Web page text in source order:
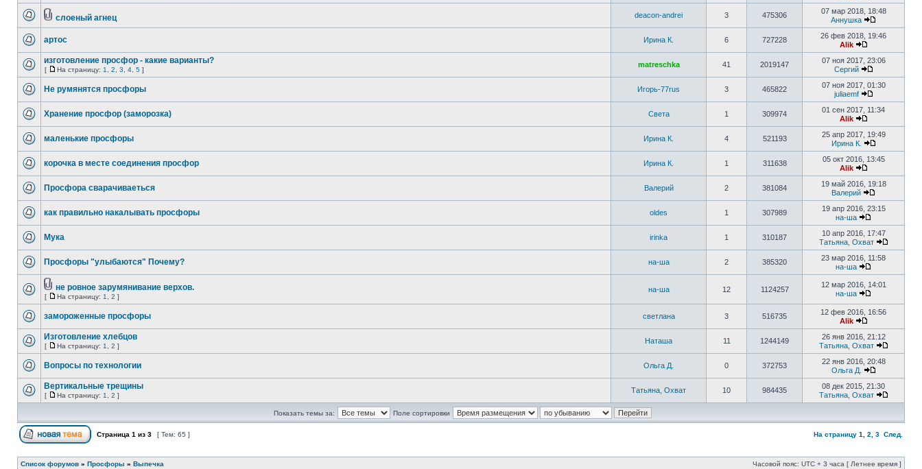
слоеный агнец deacon-andrei 3 475306
07 мар 2018, 18:48
Аннушка
артос Ирина К. 6 727228
26 фев 2018, 19:46
Alik
изготовление просфор - какие варианты?
[ На страницу: 1 2 3 4 5 ]
matreschka 41 2019147
07 ноя 2017, 23:06
Сергий
Не румянятся просфоры Игорь-77rus 3 465822
07 ноя 2017, 01:30
juliaemf
Хранение просфор (заморозка) Света 1 309974
01 сен 2017, 11:34
Alik
маленькие просфоры Ирина К. 4 521193
25 апр 2017, 19:49
Ирина К.
корочка в месте соединения просфор Ирина К. 1 311638
05 окт 2016, 13:45
Alik
Просфора сварачиваеться Валерий 2 381084
19 май 2016, 19:18
Валерий
как правильно накалывать просфоры oldes 1 307989
19 апр 2016, 23:15
на-ша
Мука irinka 1 310187
10 апр 2016, 17:47
Татьяна, Охват
Просфоры "улыбаются" Почему? на-ша 2 385320
23 мар 2016, 11:58
на-ша
не ровное зарумянивание верхов.
[ На страницу: 1 2 ]
на-ша 12 1124257
12 мар 2016, 14:01
на-ша
замороженные просфоры светлана 3 516735
12 фев 2016, 16:56
Alik
Изготовление хлебцов
[ На страницу: 1 2 ]
Наташа 11 1244149
26 янв 2016, 21:12
Татьяна, Охват
Вопросы по технологии Ольга Д. 0 372753
22 янв 2016, 20:48
Ольга Д.
Вертикальные трещины
[ На страницу: 1 2 ]
Татьяна, Охват 10 984435
08 дек 2015, 21:30
Татьяна, Охват
Показать темы за: Поле сортировки
Страница 1 из 3 [ Тем: 65 ] На страницу 1 2 3 След.
Список форумов » Просфоры » Выпечка Часовой пояс: UTC + 3 часа [ Летнее время ]